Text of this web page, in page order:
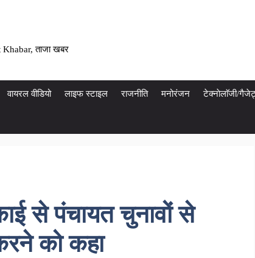
Khabar, ताजा खबर
वायरल वीडियो लाइफ स्टाइल राजनीति मनोरंजन टेक्नाेलाॅजी/
से पंचायत चुनावों से
को कहा